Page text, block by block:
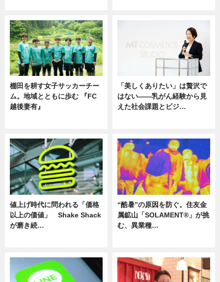
棚田を耕す女子サッカーチー
ム。地域とともに歩む 『FC
越後妻有』
「美しくありたい」は贅沢で
はない――乳がん経験から見
えた社会課題とビジ…
値上げ時代に問われる「価格
以上の価値」 Shake Shack
が磨き続…
“酷暑”の原因を防ぐ。住友金
属鉱山「SOLAMENT®」が挑
む、異業種…